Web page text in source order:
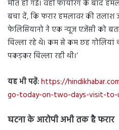
मौत हो गई। वहीं फायरिंग के बाद
बचा दें, कि फरार हमलावर की तलाश
फेलिसियानो ने एक न्यूज एजेंसी को
चिल्ला रहे थे। कम से कम छह
पकड़कर चिल्ला रही थी।’
यह भी पढ़ें:https://
go-today-on-two-days-visit-to-
घटना के आरोपी अभी तक है फरार